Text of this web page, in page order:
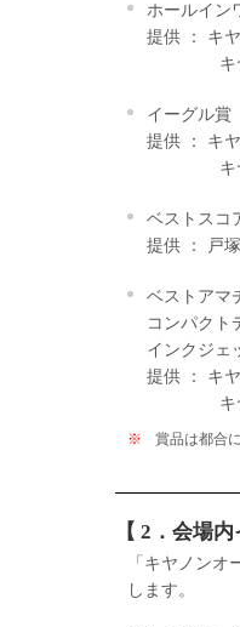
ホールイン
提供 ： キ
キヤノ
イーグル賞
提供 ： キ
キヤノ
ベストスコ
提供 ： 戸
ベストア
コンパク
インクジェ
提供 ： キ
キヤノ
※ 賞品は都合
【 2．会場内
「キヤノン
します。